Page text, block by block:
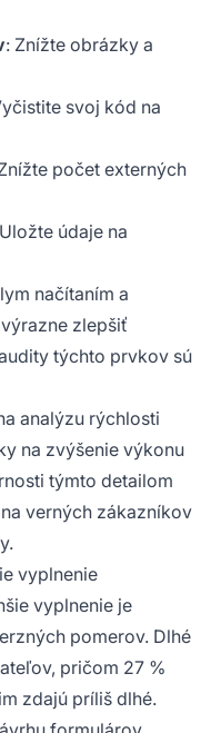
: Znížte obrázky a
svoj kód na
počet externých
údaje na
načítaním a
zlepšiť
týchto prvkov sú
analýzu rýchlosti
na zvýšenie výkonu
týmto detailom
verných zákazníkov
vyplnenie
vyplnenie je
pomerov. Dlhé
pričom 27 %
zdajú príliš dlhé.